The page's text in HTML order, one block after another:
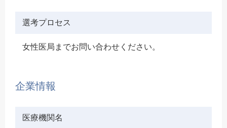
選考プロセス
女性医局までお問い合わせください。
企業情報
医療機関名